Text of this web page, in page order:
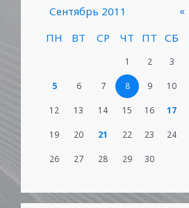
«
Сентябрь 2011
ПН
ВТ СР ЧТ ПТ СБ
1 2 3
5 6 7 8 9 10
12 13 14 15 16 17
19 20 21 22 23 24
26 27 28 29 30